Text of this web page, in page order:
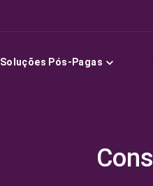
Soluções Pós-Pagas